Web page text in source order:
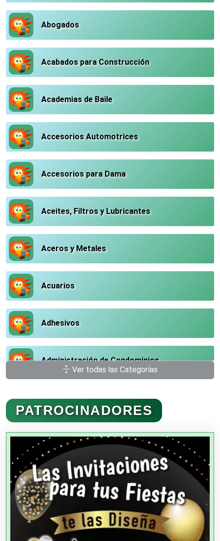
Abogados
Acabados para Construcción
Academias de Baile
Accesorios Automotrices
Accesorios para Dama
Aceites, Filtros y Lubricantes
Aceros y Metales
Acuarios
Adhesivos
Administración de Condominios
Administración de Empresas
Agencias Aduanales
Agencias de Autos
Agencias de Cobranza
Ver todas las Categorías
PATROCINADORES